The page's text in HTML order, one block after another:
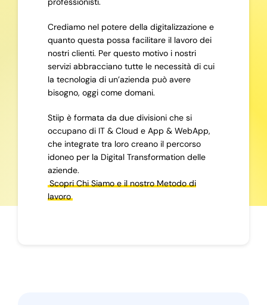
Crediamo nel potere della digitalizzazione e
quanto questa possa facilitare il lavoro dei
nostri clienti. Per questo motivo i nostri
servizi abbracciano tutte le necessità di cui
la tecnologia di un’azienda può avere
bisogno, oggi come domani.
Stiip è formata da due divisioni che si
occupano di IT & Cloud e App & WebApp,
che integrate tra loro creano il percorso
idoneo per la Digital Transformation delle
aziende.
Scopri Chi Siamo e il nostro Metodo di
lavoro